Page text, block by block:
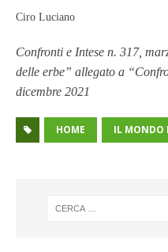
Ciro Luciano
Confronti e Intese n. 317,
delle erbe” allegato a
dicembre 2021
HOME IL MONDO